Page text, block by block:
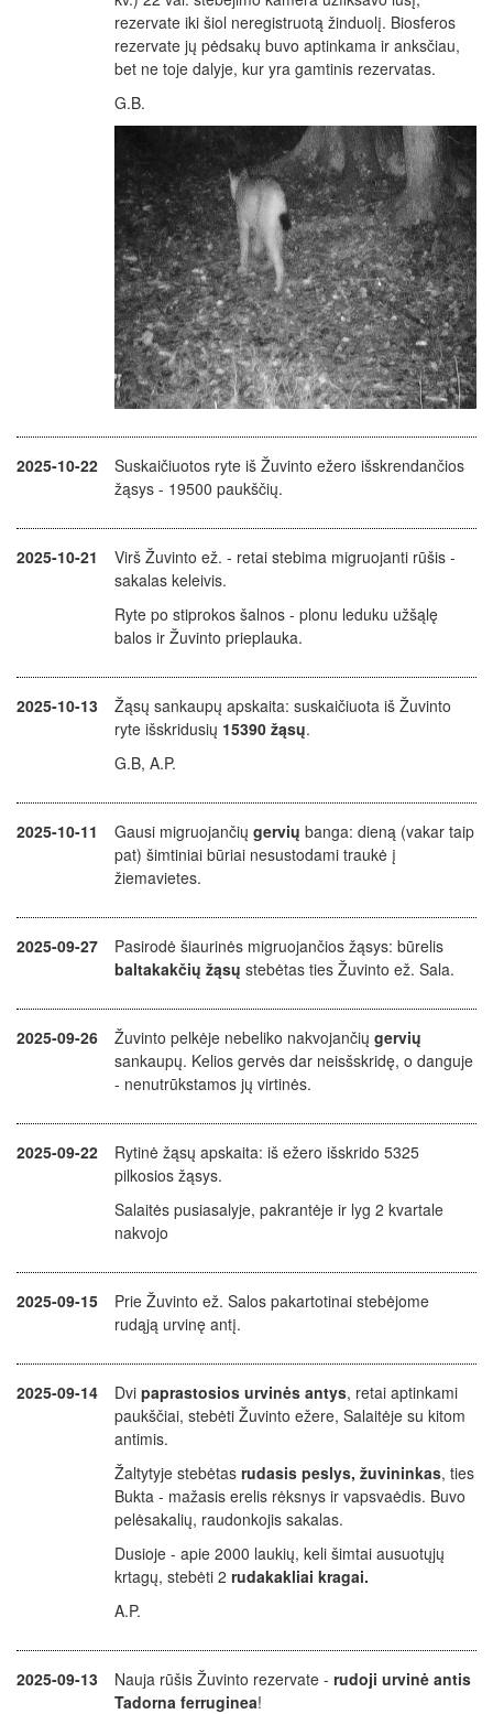
rezervate iki šiol neregistruotą žinduolį. Biosferos
rezervate jų pėdsakų buvo aptinkama ir anksčiau,
bet ne toje dalyje, kur yra gamtinis rezervatas.
G.B.
2025-10-22
Suskaičiuotos ryte iš Žuvinto ežero išskrendančios
žąsys - 19500 paukščių.
2025-10-21
Virš Žuvinto ež. - retai stebima migruojanti rūšis -
sakalas keleivis.
Ryte po stiprokos šalnos - plonu leduku užšąlę
balos ir Žuvinto prieplauka.
2025-10-13
Žąsų sankaupų apskaita: suskaičiuota iš Žuvinto
ryte išskridusių 15390 žąsų.
G.B, A.P.
2025-10-11 Gausi migruojančių gervių banga: dieną (vakar taip
pat) šimtiniai būriai nesustodami traukė į
žiemavietes.
2025-09-27
Pasirodė šiaurinės migruojančios žąsys: būrelis
baltakakčių žąsų stebėtas ties Žuvinto ež. Sala.
2025-09-26 Žuvinto pelkėje nebeliko nakvojančių gervių
sankaupų. Kelios gervės dar neisšskridę, o danguje
- nenutrūkstamos jų virtinės.
2025-09-22
Rytinė žąsų apskaita: iš ežero išskrido 5325
pilkosios žąsys.
Salaitės pusiasalyje, pakrantėje ir lyg 2 kvartale
nakvojo
2025-09-15
Prie Žuvinto ež. Salos pakartotinai stebėjome
rudąją urvinę antį.
2025-09-14 Dvi paprastosios urvinės antys, retai aptinkami
paukščiai, stebėti Žuvinto ežere, Salaitėje su kitom
antimis.
Žaltytyje stebėtas rudasis peslys, žuvininkas, ties
Bukta - mažasis erelis rėksnys ir vapsvaėdis. Buvo
pelėsakalių, raudonkojis sakalas.
Dusioje - apie 2000 laukių, keli šimtai ausuotųjų
krtagų, stebėti 2 rudakakliai kragai.
A.P.
2025-09-13 Nauja rūšis Žuvinto rezervate - rudoji urvinė antis
Tadorna ferruginea!